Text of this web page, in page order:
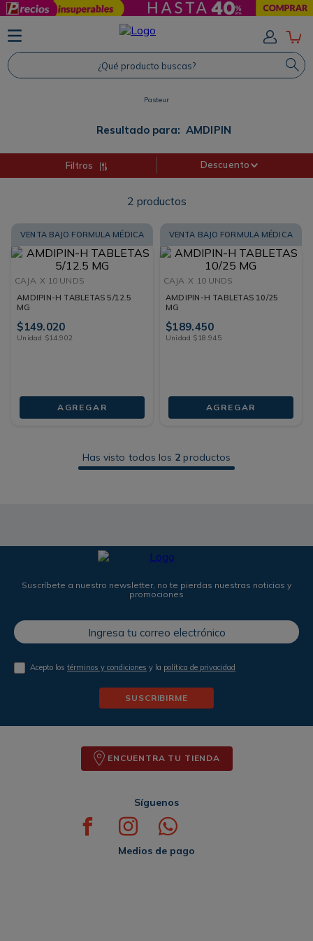
¿Qué producto buscas?
Pasteur
Resultado para: AMDIPIN
Filtros Descuento
2 productos
VENTA BAJO FORMULA MÉDICA
CAJA X 10 UNDS
AMDIPIN-H TABLETAS 5/12.5
MG
$149.020
Unidad $14 .902
AGREGAR
VENTA BAJO FORMULA MÉDICA
CAJA X 10 UNDS
AMDIPIN-H TABLETAS 10/25
MG
$189.450
Unidad $18 .945
AGREGAR
Has visto todos los 2 productos
Suscríbete a nuestro newsletter, no te pierdas nuestras noticias y
promociones
Acepto lostérminos y condiciones y la política de privacidad
SUSCRIBIRME
ENCUENTRA TU TIENDA
Síguenos
Medios de pago
TÉRMINOS MÁS BUSCADOS
1. Protector Solar
2. Shampoo